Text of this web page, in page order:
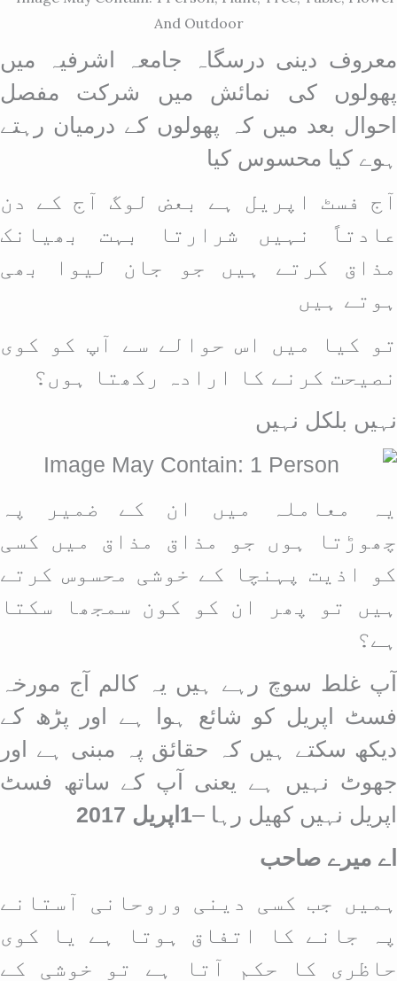
معروف دینی درسگاہ جامعہ اشرفیہ میں
پھولوں کی نمائش میں شرکت مفصل
احوال بعد میں کہ پھولوں کے درمیان رہتے
ہوے کیا محسوس کیا
آج فسٹ اپریل ہے بعض لوگ آج کے دن
عادتاً نہیں شرارتا بہت بھیانک
مذاق کرتے ہیں جو جان لیوا بھی
ہوتے ہیں
تو کیا میں اس حوالے سے آپ کو کوی
نصیحت کرنے کا ارادہ رکھتا ہوں؟
نہیں بلکل نہیں
یہ معاملہ میں ان کے ضمیر پہ
چھوڑتا ہوں جو مذاق مذاق میں کسی
کو اذیت پہنچا کے خوشی محسوس کرتے
ہیں تو پھر ان کو کون سمجھا سکتا
ہے؟
آپ غلط سوچ رہے ہیں یہ کالم آج مورخہ
فسٹ اپریل کو شائع ہوا ہے اور پڑھ کے
دیکھ سکتے ہیں کہ حقائق پہ مبنی ہے اور
جھوٹ نہیں ہے یعنی آپ کے ساتھ فسٹ
اپریل نہیں کھیل رہا –1اپریل 2017
اے میرے صاحب
ہمیں جب کسی دینی وروحانی آستانے
پہ جانے کا اتفاق ہوتا ہے یا کوی
حاظری کا حکم آتا ہے تو خوشی کے